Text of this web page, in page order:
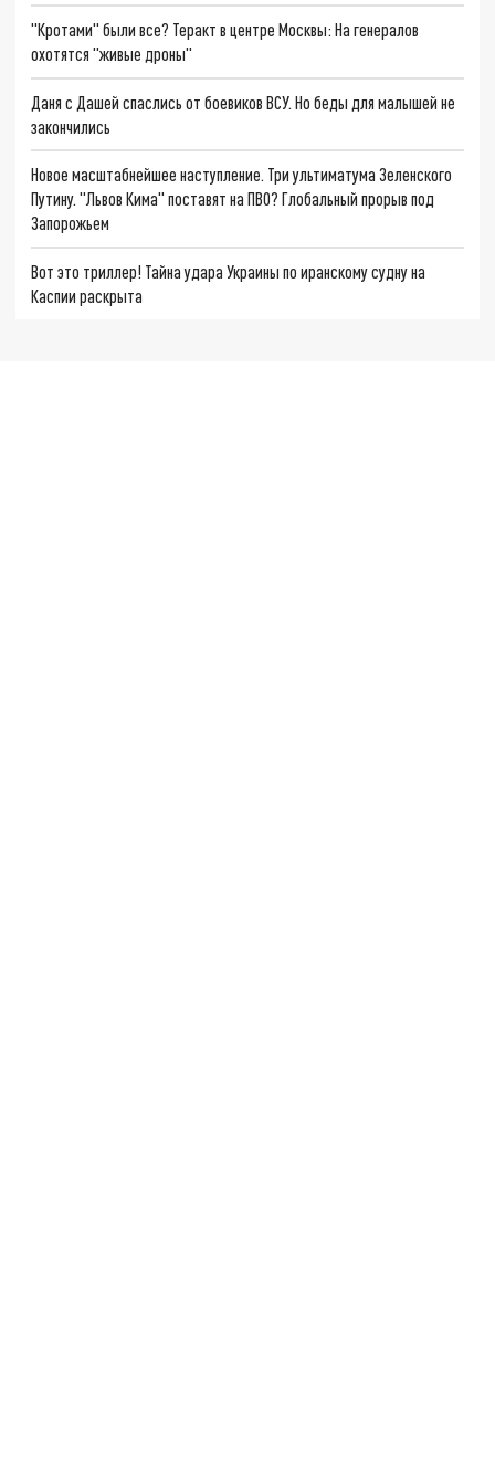
"Кротами" были все? Теракт в центре Москвы: На генералов
охотятся "живые дроны"
Даня с Дашей спаслись от боевиков ВСУ. Но беды для малышей не
закончились
Новое масштабнейшее наступление. Три ультиматума Зеленского
Путину. "Львов Кима" поставят на ПВО? Глобальный прорыв под
Запорожьем
Вот это триллер! Тайна удара Украины по иранскому судну на
Каспии раскрыта